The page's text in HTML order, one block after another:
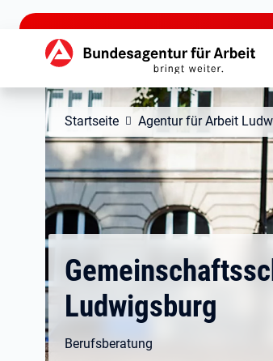
zu den Hauptinhalten springen
Hauptnavigation
Startseite Agentur für Arbeit
Ludwigsburg
Berufsberatung